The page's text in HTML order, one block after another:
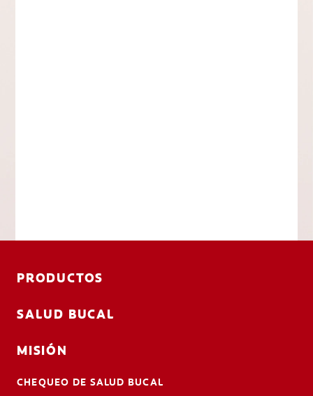
PRODUCTOS
SALUD BUCAL
MISIÓN
CHEQUEO DE SALUD BUCAL